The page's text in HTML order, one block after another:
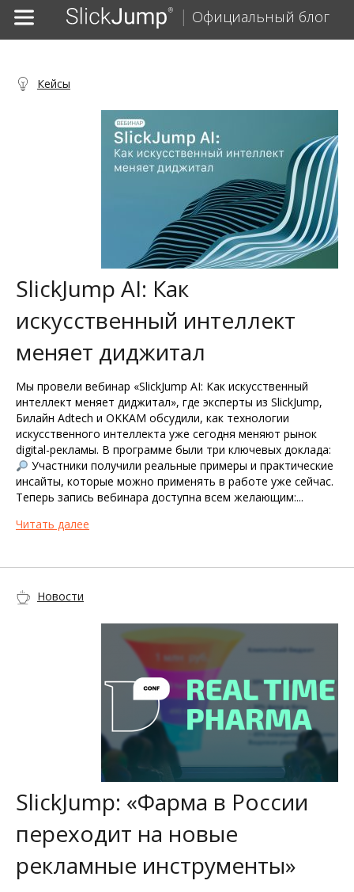
Официальный блог
Кейсы
SlickJump AI: Как
искусственный интеллект
меняет диджитал
Мы провели вебинар «SlickJump AI: Как искусственный
интеллект меняет диджитал», где эксперты из SlickJump,
Билайн Adtech и OKKAM обсудили, как технологии
искусственного интеллекта уже сегодня меняют рынок
digital-рекламы. В программе были три ключевых доклада:
Участники получили реальные примеры и практические
инсайты, которые можно применять в работе уже сейчас.
Теперь запись вебинара доступна всем желающим:...
Читать далее
Новости
SlickJump: «Фарма в России
переходит на новые
рекламные инструменты»